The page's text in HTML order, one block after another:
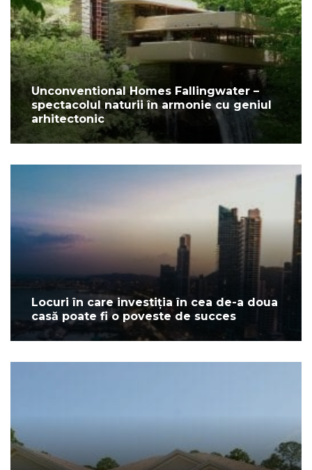
Unconventional Homes Fallingwater –
spectacolul naturii în armonie cu geniul
arhitectonic
Locuri în care investiția în cea de-a doua
casă poate fi o poveste de succes